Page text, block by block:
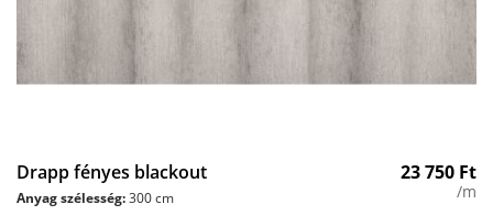
Drapp fényes blackout 23 750 Ft
/m
Anyag szélesség:300 cm